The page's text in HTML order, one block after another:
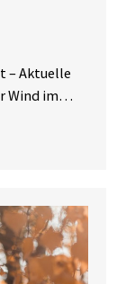
– Aktuelle
Wind im…